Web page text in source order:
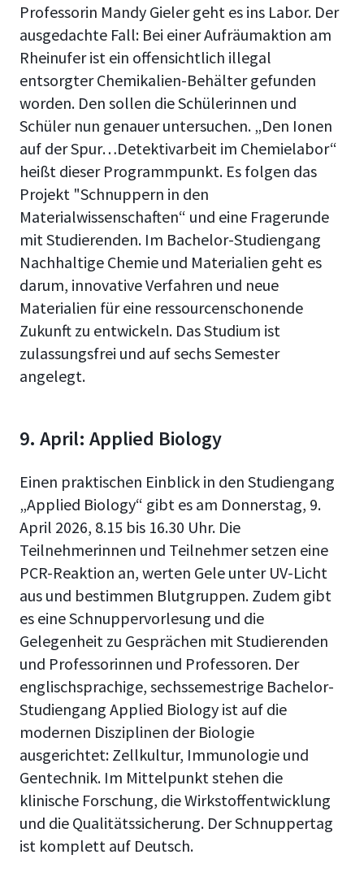
Professorin Mandy Gieler geht es ins Labor. Der
ausgedachte Fall: Bei einer Aufräumaktion am
Rheinufer ist ein offensichtlich illegal
entsorgter Chemikalien-Behälter gefunden
worden. Den sollen die Schülerinnen und
Schüler nun genauer untersuchen. „Den Ionen
auf der Spur…Detektivarbeit im Chemielabor“
heißt dieser Programmpunkt. Es folgen das
Projekt "Schnuppern in den
Materialwissenschaften“ und eine Fragerunde
mit Studierenden. Im Bachelor-Studiengang
Nachhaltige Chemie und Materialien geht es
darum, innovative Verfahren und neue
Materialien für eine ressourcenschonende
Zukunft zu entwickeln. Das Studium ist
zulassungsfrei und auf sechs Semester
angelegt.
9. April: Applied Biology
Einen praktischen Einblick in den Studiengang
„Applied Biology“ gibt es am Donnerstag, 9.
April 2026, 8.15 bis 16.30 Uhr. Die
Teilnehmerinnen und Teilnehmer setzen eine
PCR-Reaktion an, werten Gele unter UV-Licht
aus und bestimmen Blutgruppen. Zudem gibt
es eine Schnuppervorlesung und die
Gelegenheit zu Gesprächen mit Studierenden
und Professorinnen und Professoren. Der
englischsprachige, sechssemestrige Bachelor-
Studiengang Applied Biology ist auf die
modernen Disziplinen der Biologie
ausgerichtet: Zellkultur, Immunologie und
Gentechnik. Im Mittelpunkt stehen die
klinische Forschung, die Wirkstoffentwicklung
und die Qualitätssicherung. Der Schnuppertag
ist komplett auf Deutsch.